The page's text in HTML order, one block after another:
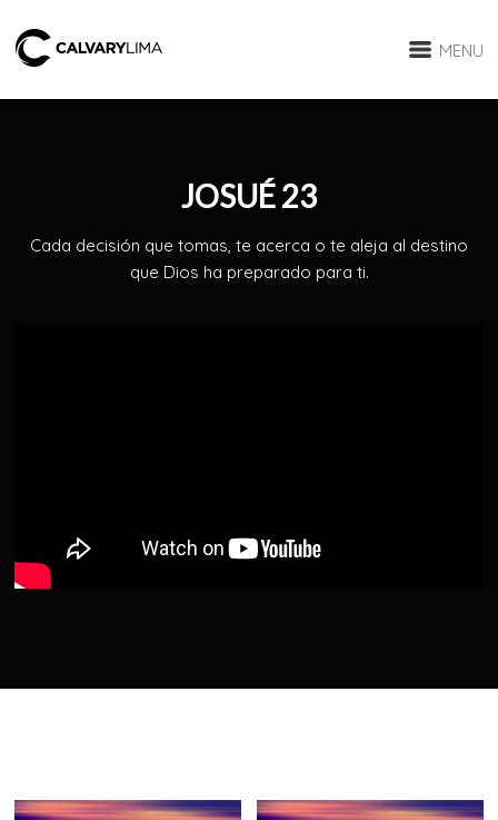
MENU
JOSUÉ 23
Cada decisión que tomas, te acerca o te aleja al destino
que Dios ha preparado para ti.